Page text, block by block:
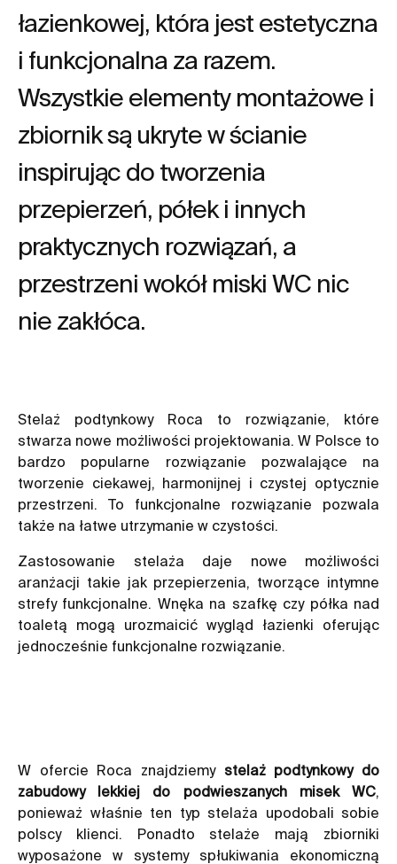
łazienkowej, która jest estetyczna
i funkcjonalna za razem.
Wszystkie elementy montażowe i
zbiornik są ukryte w ścianie
inspirując do tworzenia
przepierzeń, półek i innych
praktycznych rozwiązań, a
przestrzeni wokół miski WC nic
nie zakłóca.
Stelaż podtynkowy Roca to rozwiązanie, które
stwarza nowe możliwości projektowania. W Polsce to
bardzo popularne rozwiązanie pozwalające na
tworzenie ciekawej, harmonijnej i czystej optycznie
przestrzeni. To funkcjonalne rozwiązanie pozwala
także na łatwe utrzymanie w czystości.
Zastosowanie stelaża daje nowe możliwości
aranżacji takie jak przepierzenia, tworzące intymne
strefy funkcjonalne. Wnęka na szafkę czy półka nad
toaletą mogą urozmaicić wygląd łazienki oferując
jednocześnie funkcjonalne rozwiązanie.
W ofercie Roca znajdziemy stelaż podtynkowy do
zabudowy lekkiej do podwieszanych misek WC
ponieważ właśnie ten typ stelaża upodobali sobie
polscy klienci. Ponadto stelaże mają zbiorniki
wyposażone w systemy spłukiwania ekonomiczną